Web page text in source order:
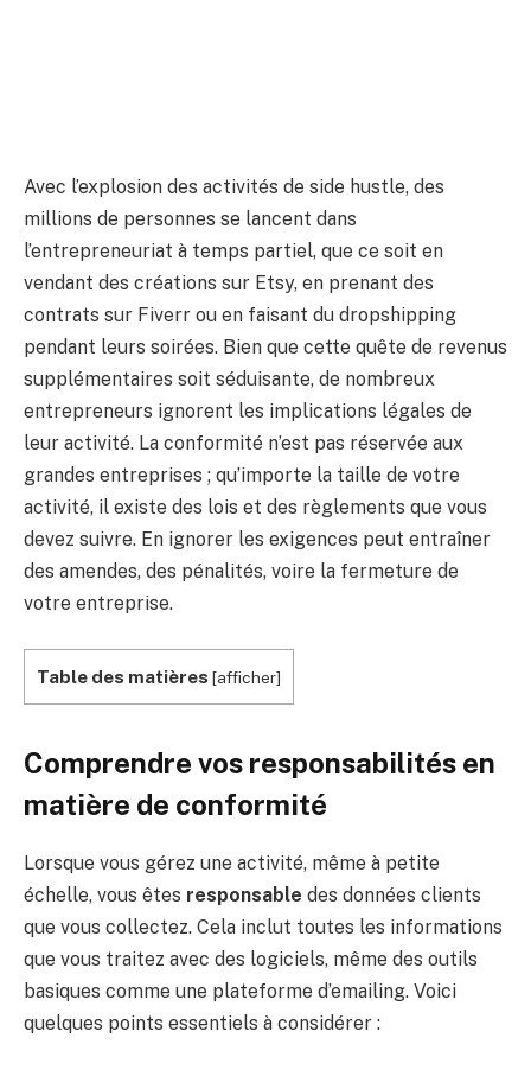
Avec l’explosion des activités de side hustle, des
millions de personnes se lancent dans
l’entrepreneuriat à temps partiel, que ce soit en
vendant des créations sur Etsy, en prenant des
contrats sur Fiverr ou en faisant du dropshipping
pendant leurs soirées. Bien que cette quête de revenus
supplémentaires soit séduisante, de nombreux
entrepreneurs ignorent les implications légales de
leur activité. La conformité n’est pas réservée aux
grandes entreprises ; qu’importe la taille de votre
activité, il existe des lois et des règlements que vous
devez suivre. En ignorer les exigences peut entraîner
des amendes, des pénalités, voire la fermeture de
votre entreprise.
Table des matières [afficher]
Comprendre vos responsabilités en
matière de conformité
Lorsque vous gérez une activité, même à petite
échelle, vous êtes responsable des données clients
que vous collectez. Cela inclut toutes les informations
que vous traitez avec des logiciels, même des outils
basiques comme une plateforme d’emailing. Voici
quelques points essentiels à considérer :